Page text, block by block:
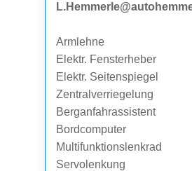
Armlehne
Elektr. Fensterheber
Elektr. Seitenspiegel
Zentralverriegelung
Berganfahrassistent
Bordcomputer
Multifunktionslenkrad
Servolenkung